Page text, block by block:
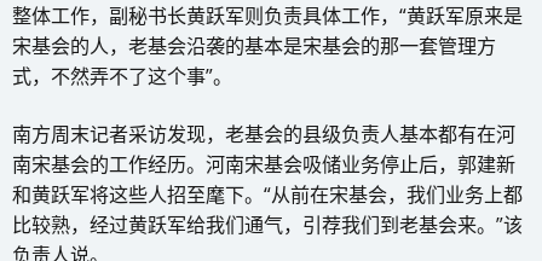
整体工作，副秘书长黄跃军则负责具体工作，“黄跃军原来是
宋基会的人，老基会沿袭的基本是宋基会的那一套管理方
式，不然弄不了这个事”。
南方周末记者采访发现，老基会的县级负责人基本都有在河
南宋基会的工作经历。河南宋基会吸储业务停止后，郭建新
和黄跃军将这些人招至麾下。“从前在宋基会，我们业务上都
比较熟，经过黄跃军给我们通气，引荐我们到老基会来。”该
负责人说。